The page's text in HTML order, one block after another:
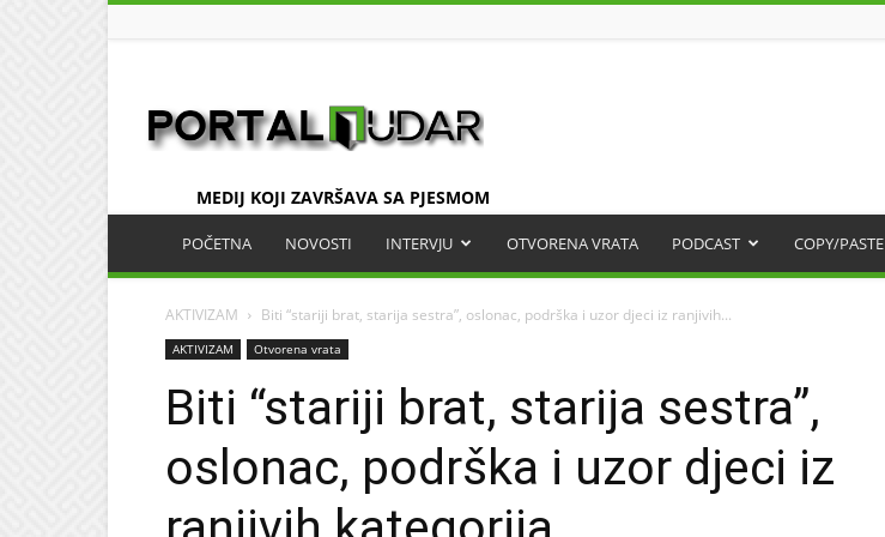
MEDIJ KOJI ZAVRŠAVA SA PJESMOM
POČETNA NOVOSTI INTERVJU OTVORENA VRATA PODCAST COPY/PASTE
AKTIVIZAM Biti “stariji brat, starija sestra”, oslonac, podrška i uzor djeci iz ranjivih...
AKTIVIZAM Otvorena vrata
Biti “stariji brat, starija sestra”,
oslonac, podrška i uzor djeci iz